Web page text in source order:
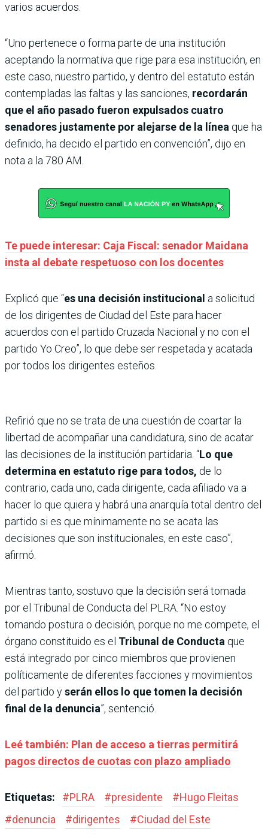
varios acuerdos.
“Uno pertenece o forma parte de una institución
aceptando la normativa que rige para esa institución, en
este caso, nuestro partido, y dentro del estatuto están
contempladas las faltas y las sanciones, recordarán
que el año pasado fueron expulsados cuatro
senadores justamente por alejarse de la línea que ha
definido, ha decido el partido en convención”, dijo en
nota a la 780 AM.
Te puede interesar: Caja Fiscal: senador Maidana
insta al debate respetuoso con los docentes
Explicó que “es una decisión institucional a solicitud
de los dirigentes de Ciudad del Este para hacer
acuerdos con el partido Cruzada Nacional y no con el
partido Yo Creo”, lo que debe ser respetada y acatada
por todos los dirigentes esteños.
Refirió que no se trata de una cuestión de coartar la
libertad de acompañar una candidatura, sino de acatar
las decisiones de la institución partidaria. “Lo que
determina en estatuto rige para todos, de lo
contrario, cada uno, cada dirigente, cada afiliado va a
hacer lo que quiera y habrá una anarquía total dentro del
partido si es que mínimamente no se acata las
decisiones que son institucionales, en este caso”,
afirmó.
Mientras tanto, sostuvo que la decisión será tomada
por el Tribunal de Conducta del PLRA. “No estoy
tomando postura o decisión, porque no me compete, el
órgano constituido es el Tribunal de Conducta que
está integrado por cinco miembros que provienen
políticamente de diferentes facciones y movimientos
del partido yserán ellos lo que tomen la decisión
final de la denuncia”, sentenció.
Leé también: Plan de acceso a tierras permitirá
pagos directos de cuotas con plazo ampliado
Etiquetas: #PLRA #presidente #Hugo Fleitas
#denuncia #dirigentes #Ciudad del Este